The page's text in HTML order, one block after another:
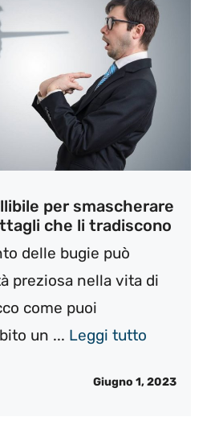
per smascherare
che li tradiscono
delle bugie può
preziosa nella vita di
come puoi
un ... Leggi tutto
Giugno 1, 2023